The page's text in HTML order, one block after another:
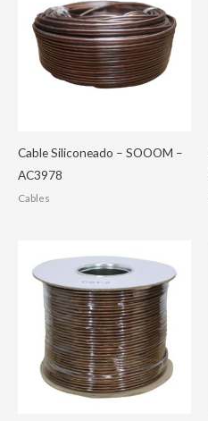
Cable Siliconeado – SOOOM –
AC3978
Cables